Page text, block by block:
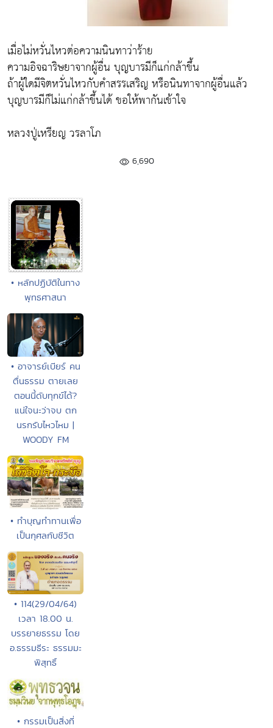
เมื่อไม่หวั่นไหวต่อความนินทาว่าร้าย
ความอิจฉาริษยาจากผู้อื่น บุญบารมีก็แก่กล้าขึ้น
ถ้าผู้ใดมีจิตหวั่นไหวกับคำสรรเสริญ หรือนินทาจากผู้อื่นแล้ว
บุญบารมีก็ไม่แก่กล้าขึ้นได้ ขอให้พากันเข้าใจ
หลวงปู่เหรียญ วรลาโภ
6,690
• หลักปฏิบัติในทาง
พุทธศาสนา
• อาจารย์เบียร์ คน
ตื่นธรรม ตายเลย
ตอนนี้ดับทุกข์ได้?
แน่ใจนะว่าจบ ตก
นรกรับไหวไหม |
WOODY FM
• ทำบุญทำทานเพื่อ
เป็นกุศลกับชีวิต
• 114(29/04/64)
เวลา 18.00 น.
บรรยายธรรม โดย
อ.ธรรมธีระ ธรรมมะ
พิสุทธิ์
• กรรมเป็นสิ่งที่